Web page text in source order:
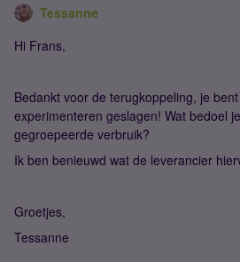
Tessanne
Hi Frans,
Bedankt voor de terugkoppeling, je
experimenteren geslagen! Wat bedoel
gegroepeerde verbruik?
Ik ben benieuwd wat de leverancier
Groetjes,
Tessanne